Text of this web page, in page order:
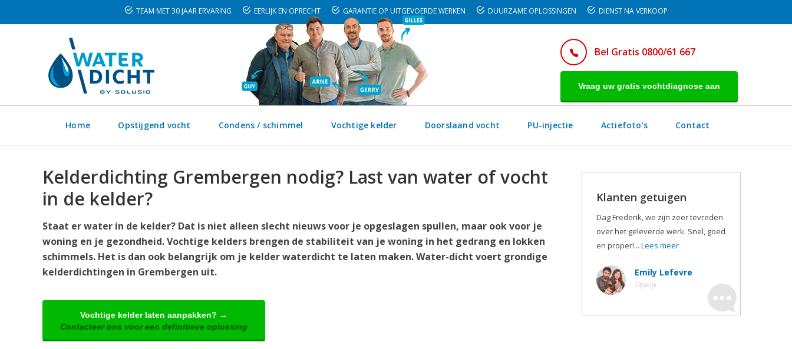
TEAM MET 30 JAAR ERVARING EERLIJK EN OPRECHT GARANTIE OP UITGEVOERDE WERKEN DUURZAME OPLOSSINGEN DIENST NA VERKOOP
Bel Gratis 0800/61 667
Vraag uw gratis vochtdiagnose aan
Home Opstijgend vocht Condens / schimmel Vochtige kelder Doorslaand vocht PU-injectie Actiefoto's Contact
Kelderdichting Grembergen nodig? Last van water of vocht
in de kelder?
Staat er water in de kelder? Dat is niet alleen slecht nieuws voor je opgeslagen spullen, maar ook voor je
woning en je gezondheid. Vochtige kelders brengen de stabiliteit van je woning in het gedrang en lokken
schimmels. Het is dan ook belangrijk om je kelder waterdicht te laten maken. Water-dicht voert grondige
kelderdichtingen in Grembergen uit.
Vochtige kelder laten aanpakken? →
Contacteer ons voor een definitieve oplossing
Klanten getuigen
Dag Frederik, we zijn zeer tevreden
over het geleverde werk. Snel, goed
en proper!... Lees meer
Emily Lefevre
Opwijk